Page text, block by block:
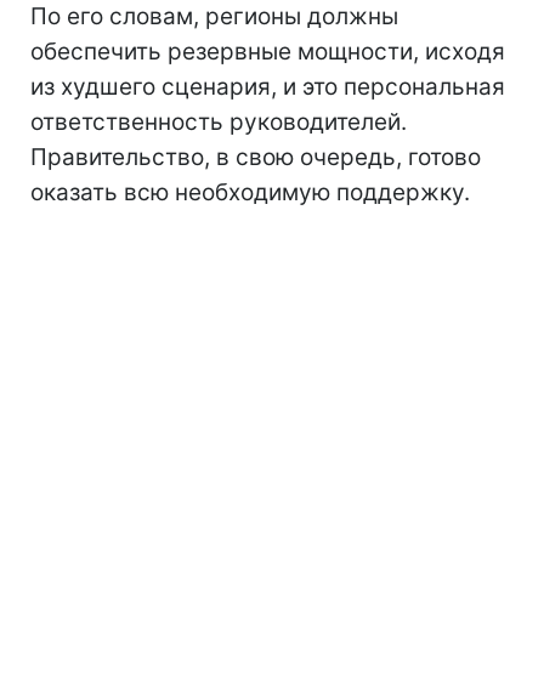
По его словам, регионы должны
обеспечить резервные мощности, исходя
из худшего сценария, и это персональная
ответственность руководителей.
Правительство, в свою очередь, готово
оказать всю необходимую поддержку.